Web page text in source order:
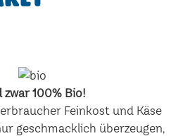
zwar 100% Bio!
Feinkost und Käse
geschmacklich überzeugen,